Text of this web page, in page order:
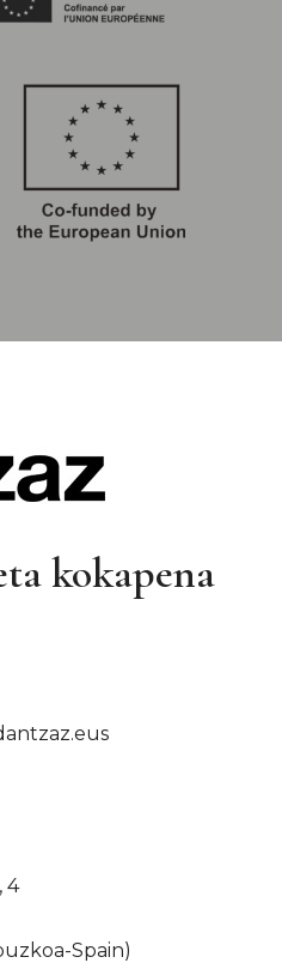
kokapena
4
Spain)